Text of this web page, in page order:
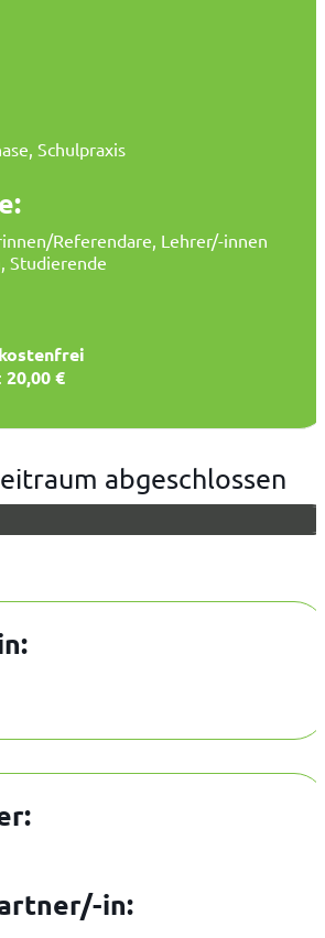
Schulpraxis
Referendare, Lehrer/-innen
Studierende
kostenfrei
20,00 €
abgeschlossen
in: